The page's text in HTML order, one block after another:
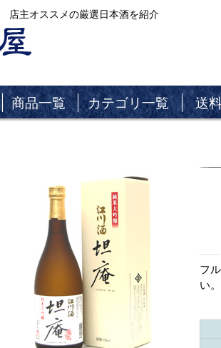
店主オススメの厳選日本酒を紹介
商品一覧 カテゴリ一覧 送
フ
い